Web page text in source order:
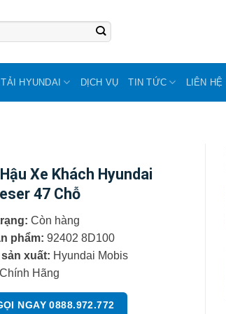
HYUNDAI DỊCH VỤ TIN TỨC LIÊN HỆ
Xe Khách Hyundai
47 Chỗ
Còn hàng
phẩm:92402 8D100
sản xuất: Hyundai Mobis
Chính Hãng
NGAY 0888.972.772